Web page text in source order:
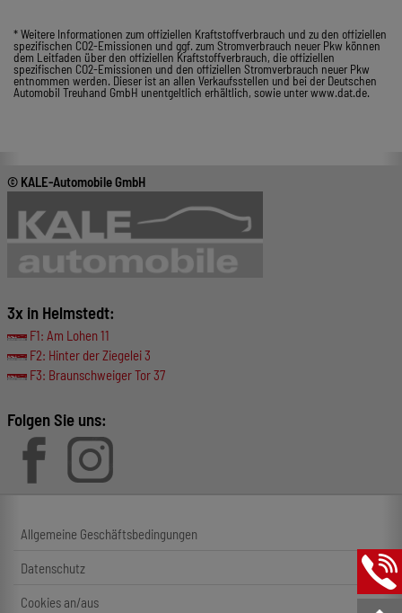
* Weitere Informationen zum offiziellen Kraftstoffverbrauch und zu den offiziellen
spezifischen CO2-Emissionen und ggf. zum Stromverbrauch neuer Pkw können
dem Leitfaden über den offiziellen Kraftstoffverbrauch, die offiziellen
spezifischen CO2-Emissionen und den offiziellen Stromverbrauch neuer Pkw
entnommen werden. Dieser ist an allen Verkaufsstellen und bei der Deutschen
Automobil Treuhand GmbH unentgeltlich erhältlich, sowie unter www.dat.de.
© KALE-Automobile GmbH
3x in Helmstedt:
F1: Am Lohen 11
F2: Hinter der Ziegelei 3
F3: Braunschweiger Tor 37
Folgen Sie uns:
Allgemeine Geschäftsbedingungen
Datenschutz
Cookies an/aus